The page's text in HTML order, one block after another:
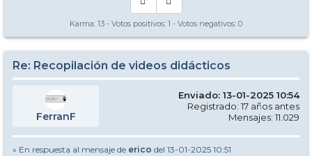
Karma: 13 - Votos positivos: 1 - Votos negativos: 0
Re: Recopilación de videos didácticos
FerranF
Enviado: 13-01-2025 10:54
Registrado: 17 años antes
Mensajes: 11.029
» En respuesta al mensaje de erico del 13-01-2025 10:51